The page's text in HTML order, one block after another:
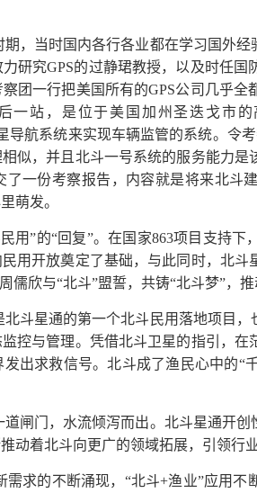
，当时国内各行各业都在学习国外经
研究GPS的过静珺教授，以及时任
团一行把美国所有的GPS公司几乎
一站，是位于美国加州圣迭戈市
航系统来实现车辆监管的系统。令
似，并且北斗一号系统的服务能力
一份考察报告，内容就是将来北斗
萌发。
用”的“回复”。在国家863项目支持
用开放奠定了基础，与此同时，北
欣与“北斗”盟誓，共铸“北斗梦”，推
斗星通的第一个北斗民用落地项目
控与管理。凭借北斗卫星的指引，在
出求救信号。北斗成了渔民心中的“
闸门，水流倾泻而出。北斗星通开
动着北斗向更广的领域拓展，引领行
求的不断涌现，“北斗+渔业”应用不